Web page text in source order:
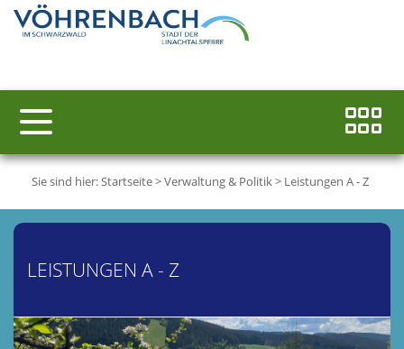
Sie sind hier:Startseite>Verwaltung & Politik> Leistungen A - Z
LEISTUNGEN A - Z